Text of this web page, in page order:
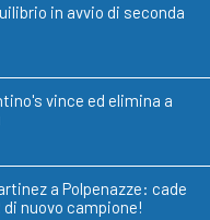
in avvio di seconda
vince ed elimina a
a Polpenazze: cade
di nuovo campione!